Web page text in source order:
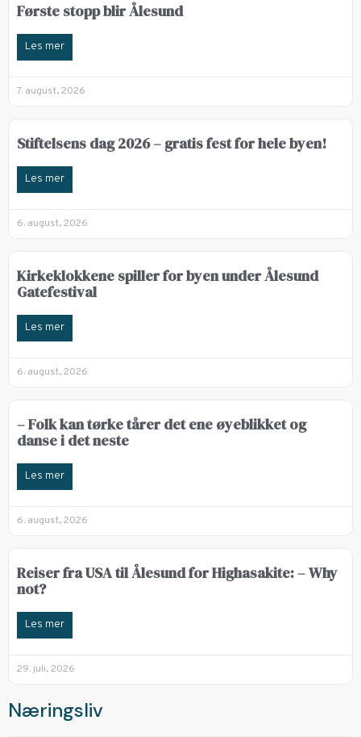
Første stopp blir Ålesund
Les mer
7. august, 2026
Stiftelsens dag 2026 – gratis fest for hele byen!
Les mer
6. august, 2026
Kirkeklokkene spiller for byen under Ålesund
Gatefestival
Les mer
6. august, 2026
– Folk kan tørke tårer det ene øyeblikket og
danse i det neste
Les mer
6. august, 2026
Reiser fra USA til Ålesund for Highasakite: – Why
not?
Les mer
29. juli, 2026
Næringsliv